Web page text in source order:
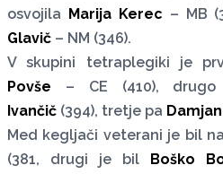
osvojila Marija Kerec – MB
Glavič – NM (346).
V skupini tetraplegiki je
Povše – CE (410),
Ivančič (394), tretje pa
Med kegljači veterani je bil
(381, drugi je bil Boško